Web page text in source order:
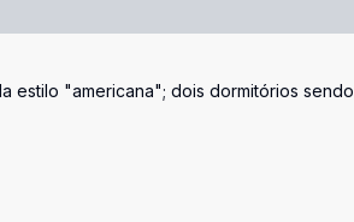
estilo "americana"; dois dormitórios sendo